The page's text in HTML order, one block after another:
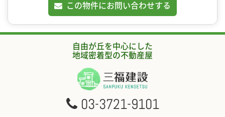
この物件にお問い合わせする
自由が丘を中心にした
地域密着型の不動産屋
03-3721-9101